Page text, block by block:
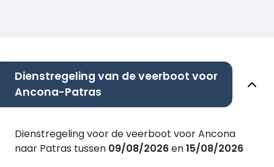
Dienstregeling van de veerboot voor
Ancona-Patras
Dienstregeling voor de veerboot voor Ancona
naar Patras tussen 09/08/2026en15/08/2026